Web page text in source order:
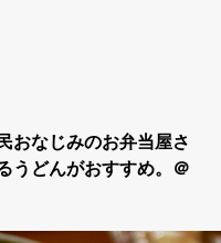
おなじみのお弁当屋さ
うどんがおすすめ。＠